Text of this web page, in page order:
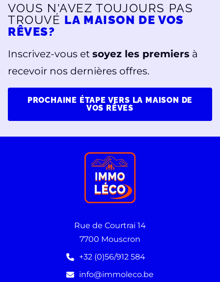
VOUS N'AVEZ TOUJOURS PAS
TROUVÉ LA MAISON DE VOS
RÊVES?
Inscrivez-vous et soyez les premiers à
recevoir nos dernières offres.
PROCHAINE ÉTAPE VERS LA MAISON DE
VOS RÊVES
Rue de Courtrai 14
7700 Mouscron
+32 (0)56/912 584
info@immoleco.be